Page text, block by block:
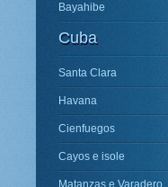
Bayahibe
Cuba
Santa Clara
Havana
Cienfuegos
Cayos e isole
Matanzas e Varadero